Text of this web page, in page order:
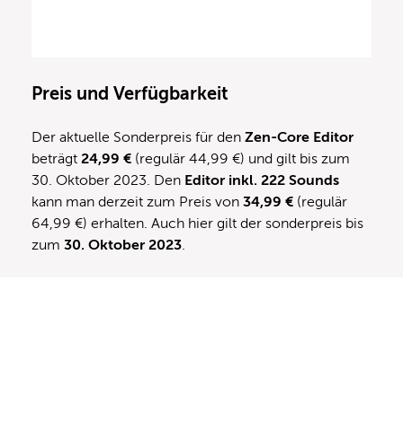
Preis und Verfügbarkeit
Der aktuelle Sonderpreis für den Zen-Core Editor
beträgt 24,99 € (regulär 44,99 €) und gilt bis zum
30. Oktober 2023. Den Editor inkl. 222 Sounds
kann man derzeit zum Preis von 34,99 € (regulär
64,99 €) erhalten. Auch hier gilt der sonderpreis bis
zum 30. Oktober 2023.